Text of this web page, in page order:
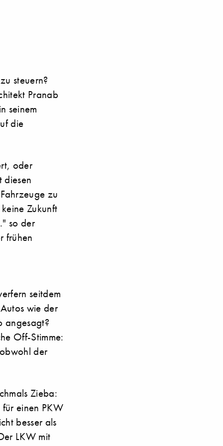
steuern?
Pranab
seinem
die
oder
diesen
zu
Zukunft
so der
frühen
seitdem
wie der
angesagt?
Off-Stimme:
der
Zieba:
einen PKW
besser als
LKW mit